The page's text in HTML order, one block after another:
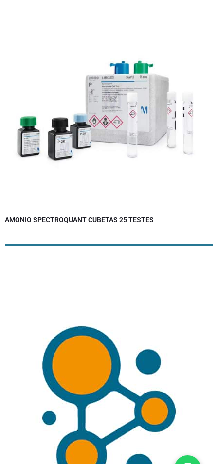
AMONIO SPECTROQUANT CUBETAS 25 TESTES